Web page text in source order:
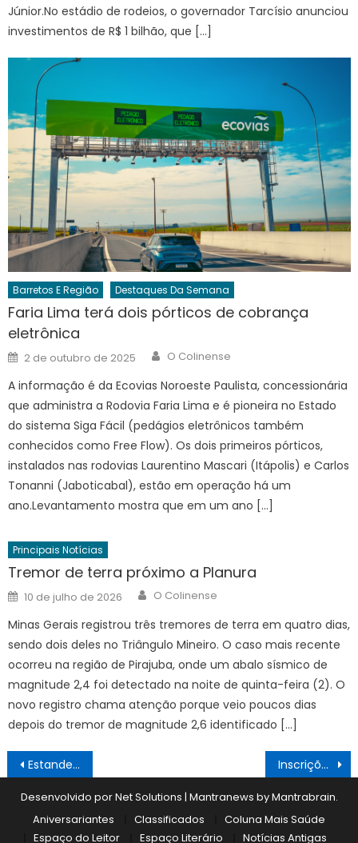
Júnior.No estádio de rodeios, o governador Tarcísio anunciou
investimentos de R$ 1 bilhão, que […]
Barretos E Região Destaques Da Semana
Faria Lima terá dois pórticos de cobrança
eletrônica
Posted
on
2 de outubro de 2025 Author
O Colinense
A informação é da Ecovias Noroeste Paulista, concessionária
que administra a Rodovia Faria Lima e é pioneira no Estado
do sistema Siga Fácil (pedágios eletrônicos também
conhecidos como Free Flow). Os dois primeiros pórticos,
instalados nas rodovias Laurentino Mascari (Itápolis) e Carlos
Tonanni (Jaboticabal), estão em operação há um
ano.Levantamento mostra que em um ano […]
Principais Notícias
Tremor de terra próximo a Planura
Posted
on
10 de julho de 2026 Author
O Colinense
Minas Gerais registrou três tremores de terra em quatro dias,
sendo dois deles no Triângulo Mineiro. O caso mais recente
ocorreu na região de Pirajuba, onde um abalo sísmico de
magnitude 2,4 foi detectado na noite de quinta-feira (2). O
novo registro chama atenção porque veio poucos dias
depois do tremor de magnitude 2,6 identificado […]
Navegação
de
Post
Estande do Sebrae na festa auxiliou empresários Inscrições abertas para cursos são gratuitos
Desenvolvido por Net Solutions | Mantranews byMantrabrain.
Aniversariantes
Classificados
Coluna Mais Saúde
Espaço do Leitor
Espaço Literário Notícias Antigas